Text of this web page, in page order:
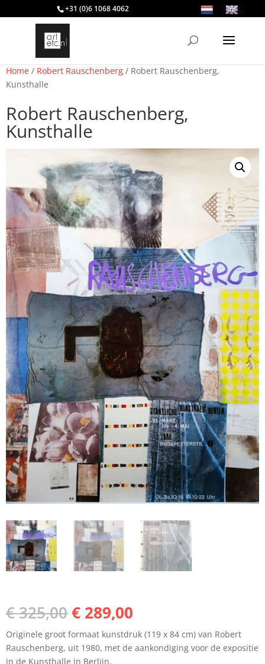
+31 (0)6 1068 4062
Home / Robert Rauschenberg / Robert Rauschenberg,
Kunsthalle
Robert Rauschenberg,
Kunsthalle
€325,00Oorspronkelijke
prijs
was:
€ 325,00.
€ 289,00
prijs
is:
€ 289,00.
Originele groot formaat kunstdruk (119 x 84 cm) van Robert
Rauschenberg, uit 1980, met de aankondiging voor de expositie
in de Kunsthalle in Berlijn.